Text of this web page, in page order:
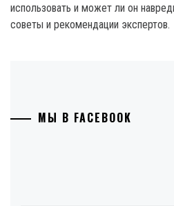
использовать и может ли он
советы и рекомендации экспертов.
МЫ В FACEBOOK